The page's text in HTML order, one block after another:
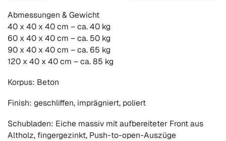
Abmessungen & Gewicht
40 x 40 x 40 cm – ca. 40 kg
60 x 40 x 40 cm – ca. 50 kg
90 x 40 x 40 cm – ca. 65 kg
120 x 40 x 40 cm – ca. 85 kg
Korpus: Beton
Finish: geschliffen, imprägniert, poliert
Schubladen: Eiche massiv mit aufbereiteter Front aus
Altholz, fingergezinkt, Push-to-open-Auszüge